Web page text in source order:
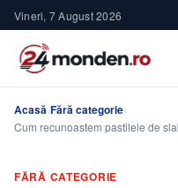
Vineri, 7 August 2026
Acasă›Fără categorie›
Cum recunoastem pastilele de
FĂRĂ CATEGORIE